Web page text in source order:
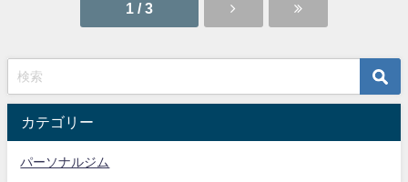
1 / 3
カテゴリー
パーソナルジム